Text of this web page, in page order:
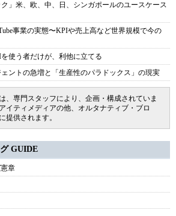
」米、欧、中、日、シンガポールのユースケース
事業の実態〜KPIや売上高など世界規模で今の
使う者だけが、利他に立てる
ントの急増と「生産性のパラドックス」の現実
、専門スタッフにより、企画・構成されていま
イティメディアの他、オルタナティブ・ブロ
提供されます。
GUIDE
章